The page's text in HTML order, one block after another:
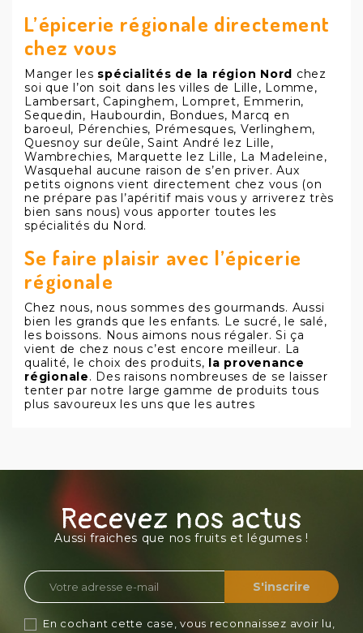
L’épicerie régionale directement
chez vous
Manger les spécialités de la région Nord chez
soi que l’on soit dans les villes de Lille, Lomme,
Lambersart, Capinghem, Lompret, Emmerin,
Sequedin, Haubourdin, Bondues, Marcq en
baroeul, Pérenchies, Prémesques, Verlinghem,
Quesnoy sur deûle, Saint André lez Lille,
Wambrechies, Marquette lez Lille, La Madeleine,
Wasquehal aucune raison de s’en priver. Aux
petits oignons vient directement chez vous (on
ne prépare pas l’apéritif mais vous y arriverez très
bien sans nous) vous apporter toutes les
spécialités du Nord.
Se faire plaisir avec l’épicerie
régionale
Chez nous, nous sommes des gourmands. Aussi
bien les grands que les enfants. Le sucré, le salé,
les boissons. Nous aimons nous régaler. Si ça
vient de chez nous c’est encore meilleur. La
qualité, le choix des produits, la provenance
régionale. Des raisons nombreuses de se laisser
tenter par notre large gamme de produits tous
plus savoureux les uns que les autres
Recevez nos actus
Aussi fraiches que nos fruits et légumes !
En cochant cette case, vous reconnaissez avoir lu,